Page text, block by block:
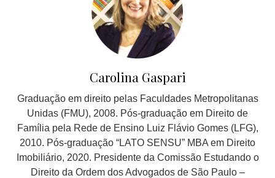
Carolina Gaspari
Graduação em direito pelas Faculdades Metropolitanas
Unidas (FMU), 2008. Pós-graduação em Direito de
Família pela Rede de Ensino Luiz Flávio Gomes (LFG),
2010. Pós-graduação “LATO SENSU” MBA em Direito
Imobiliário, 2020. Presidente da Comissão Estudando o
Direito da Ordem dos Advogados de São Paulo –